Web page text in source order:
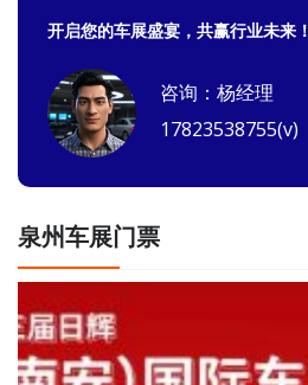
开启您的车展盛宴，共赢行业未来！
咨询：杨经理
17823538755(v)
泉州车展门票